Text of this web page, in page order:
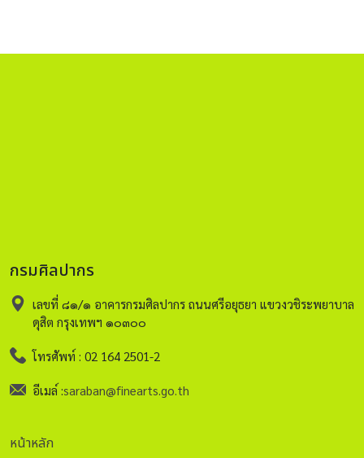
กรมศิลปากร
เลขที่ ๘๑/๑ อาคารกรมศิลปากร ถนนศรีอยุธยา แขวงวชิระพยาบาล
ดุสิต กรุงเทพฯ ๑๐๓๐๐
โทรศัพท์ : 02 164 2501-2
อีเมล์ :saraban@finearts.go.th
หน้าหลัก